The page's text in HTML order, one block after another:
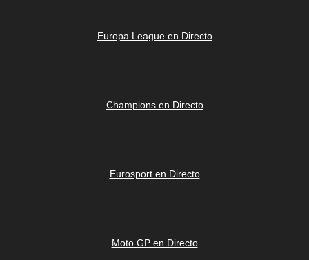
Europa League en Directo
Champions en Directo
Eurosport en Directo
Moto GP en Directo